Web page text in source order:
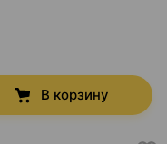
В корзину